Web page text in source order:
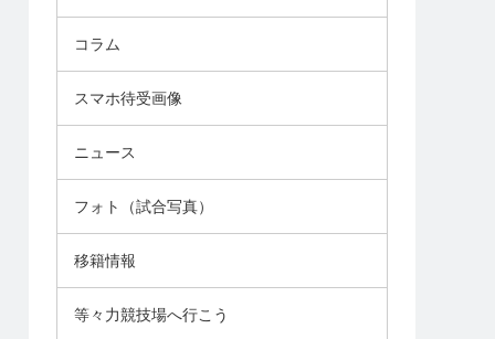
コラム
スマホ待受画像
ニュース
フォト（試合写真）
移籍情報
等々力競技場へ行こう